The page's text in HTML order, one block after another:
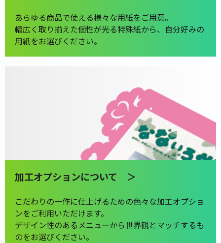
あらゆる商品で使える様々な用紙をご用意。
幅広く取り揃えた個性が光る特殊紙から、自分好みの
用紙をお選びください。
加工オプションについて ＞
こだわりの一作に仕上げるための色々な加工オプショ
ンをご利用いただけます。
デザイン性のあるメニューから世界観とマッチするも
のをお選びください。